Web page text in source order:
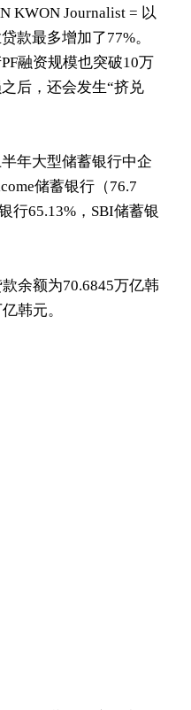
KWON Journalist = 以
款最多增加了77%。
融资规模也突破10万
后，还会发生“挤兑
年大型储蓄银行中企
储蓄银行（76.7
行65.13%，SBI储蓄银
余额为70.6845万亿韩
韩元。